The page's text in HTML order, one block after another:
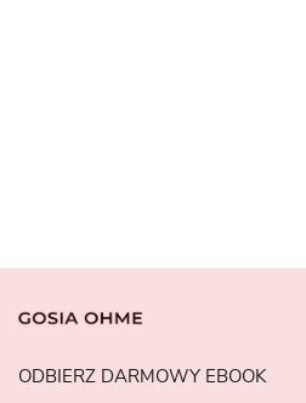
ODBIERZ DARMOWY EBOOK